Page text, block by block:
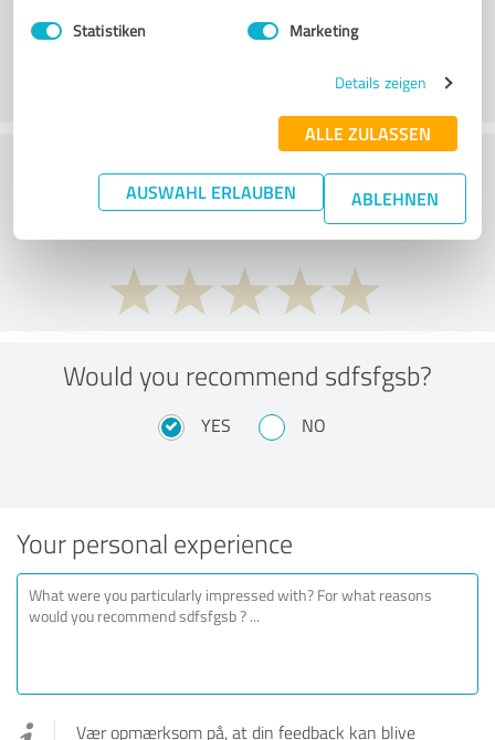
Statistiken Marketing
Details zeigen
ALLE ZULASSEN
AUSWAHL ERLAUBEN ABLEHNEN
What do you think of the price to
performance ratio?
Would you recommend sdfsfgsb?
YES NO
Your personal experience
Vær opmærksom på, at din feedback kan blive